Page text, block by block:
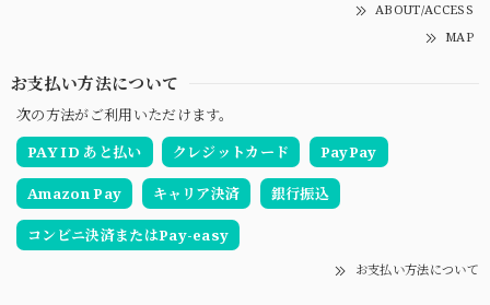
ABOUT/ACCESS
MAP
お支払い方法について
次の方法がご利用いただけます。
PAY ID あと払い
クレジットカード PayPay
Amazon Pay キャリア決済 銀行振込
コンビニ決済またはPay-easy
お支払い方法について